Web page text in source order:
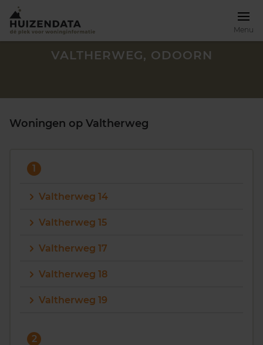
Menu
088 220 4200
VALTHERWEG, ODOORN
Woningen op Valtherweg
1
Valtherweg 14
Valtherweg 15
Valtherweg 17
Valtherweg 18
Valtherweg 19
2